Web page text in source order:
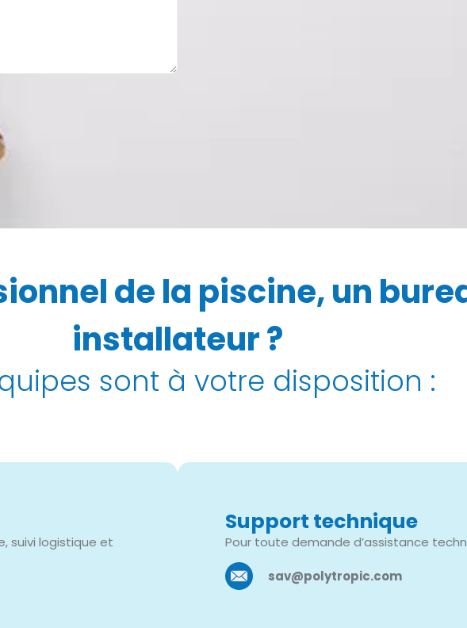
de la piscine, un
installateur ?
sont à votre disposition :
suivi logistique et
Support technique
Pour toute demande d’assistance
sav@polytropic.com